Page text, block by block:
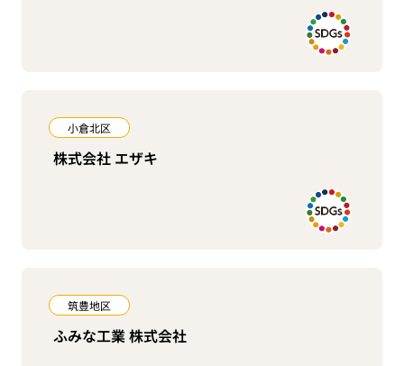
小倉北区
株式会社 エザキ
筑豊地区
ふみな工業 株式会社